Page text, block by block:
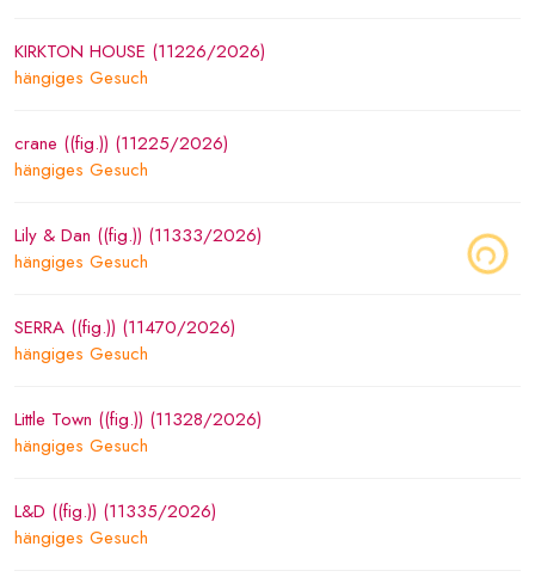
KIRKTON HOUSE (11226/2026)
hängiges Gesuch
crane ((fig.)) (11225/2026)
hängiges Gesuch
Lily & Dan ((fig.)) (11333/2026)
hängiges Gesuch
SERRA ((fig.)) (11470/2026)
hängiges Gesuch
Little Town ((fig.)) (11328/2026)
hängiges Gesuch
L&D ((fig.)) (11335/2026)
hängiges Gesuch